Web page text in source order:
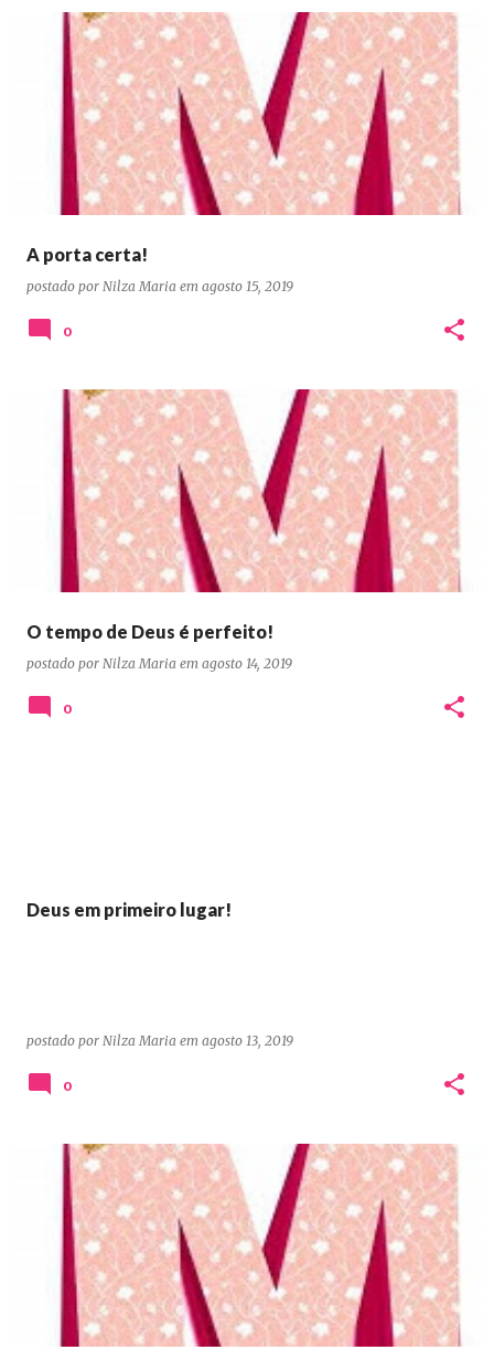
A porta certa!
postado por Nilza Maria em agosto 15, 2019
0
O tempo de Deus é perfeito!
postado por Nilza Maria em agosto 14, 2019
0
Deus em primeiro lugar!
postado por Nilza Maria em agosto 13, 2019
0